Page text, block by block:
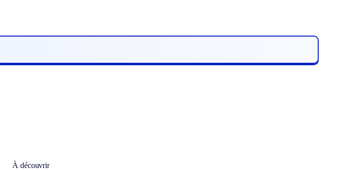
À découvrir